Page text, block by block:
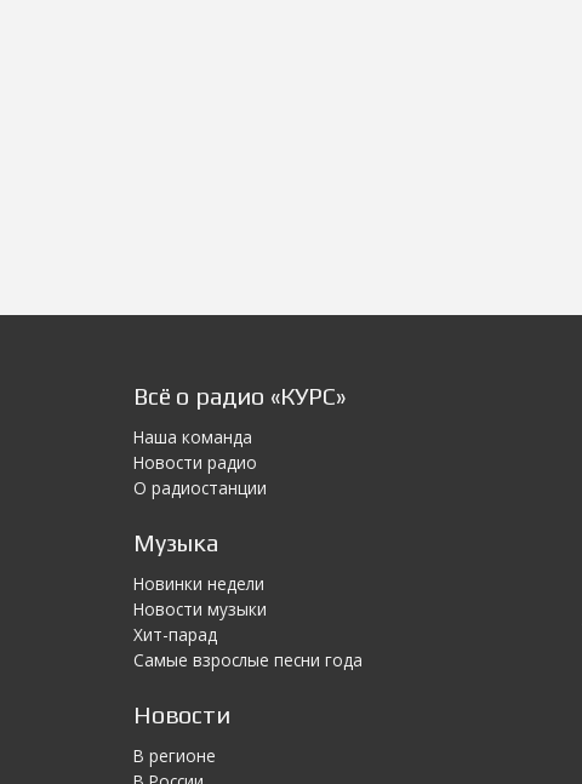
Всё о радио «КУРС»
Наша команда
Новости радио
О радиостанции
Музыка
Новинки недели
Новости музыки
Хит-парад
Самые взрослые песни года
Новости
В регионе